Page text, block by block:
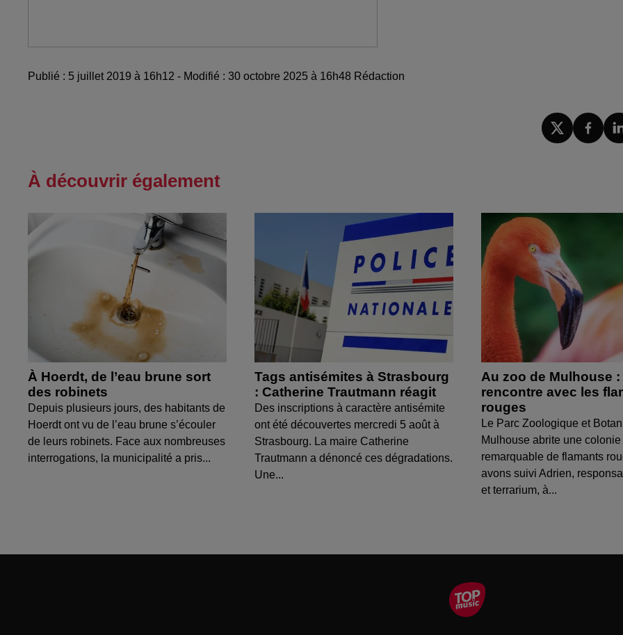
Publié : 5 juillet 2019 à 16h12 - Modifié : 30 octobre 2025 à 16h48 Rédaction
À découvrir également
À Hoerdt, de l’eau brune sort
des robinets
Depuis plusieurs jours, des habitants de
Hoerdt ont vu de l’eau brune s’écouler
de leurs robinets. Face aux nombreuses
interrogations, la municipalité a pris...
Tags antisémites à Strasbourg
: Catherine Trautmann réagit
Des inscriptions à caractère antisémite
ont été découvertes mercredi 5 août à
Strasbourg. La maire Catherine
Trautmann a dénoncé ces dégradations.
Une...
Au zoo de Mulhouse :
rencontre avec les
rouges
Le Parc Zoologique et
Mulhouse abrite une colonie
remarquable de flamants
avons suivi Adrien,
et terrarium, à...